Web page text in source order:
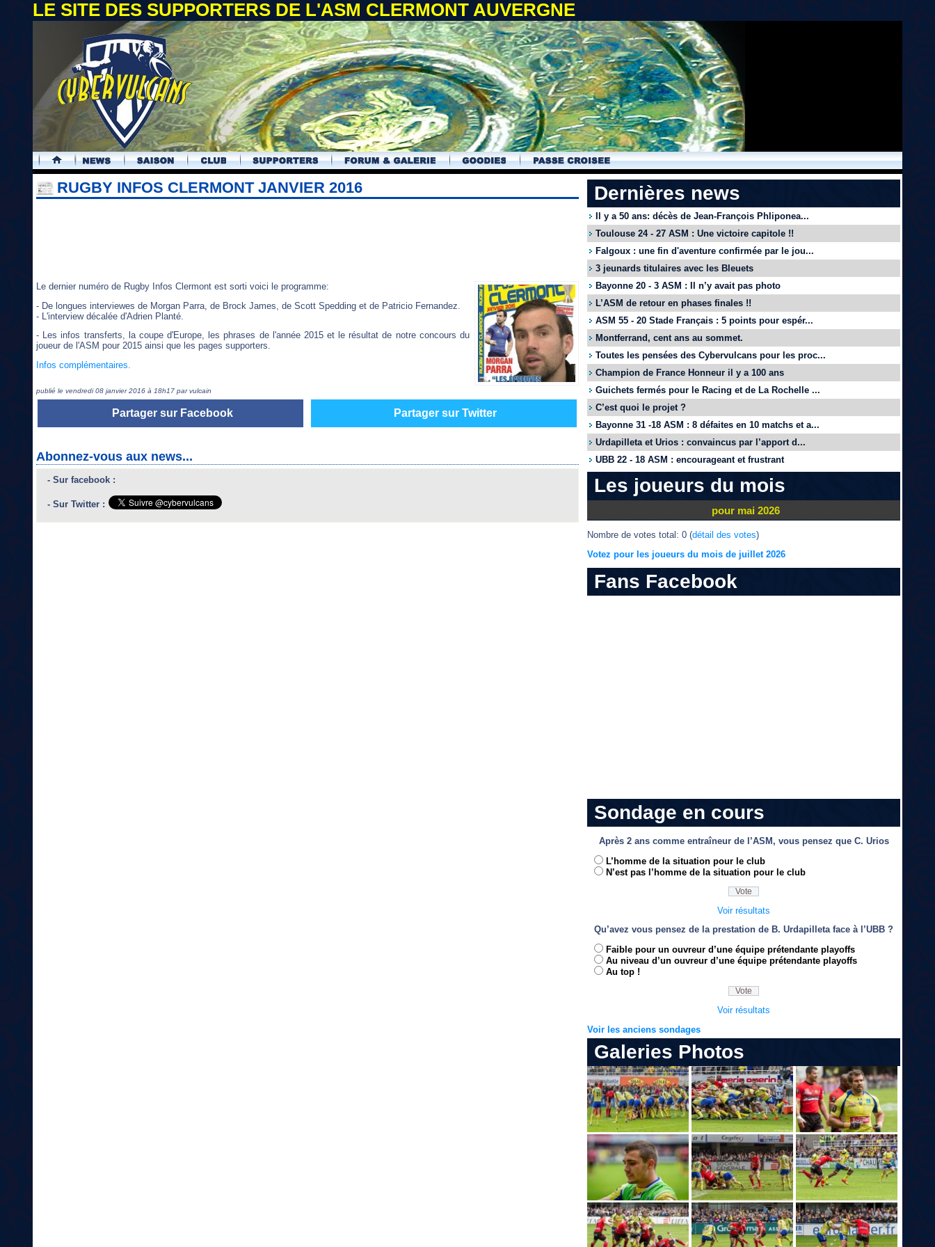
LE SITE DES SUPPORTERS DE L'ASM CLERMONT AUVERGNE
.
RUGBY INFOS CLERMONT JANVIER 2016
Le dernier numéro de Rugby Infos Clermont est sorti voici le programme:
- De longues interviewes de Morgan Parra, de Brock James, de Scott Spedding et de Patricio Fernandez.
- L'interview décalée d'Adrien Planté.
- Les infos transferts, la coupe d'Europe, les phrases de l'année 2015 et le résultat de notre concours du
joueur de l'ASM pour 2015 ainsi que les pages supporters.
Infos complémentaires.
publié le vendredi 08 janvier 2016 à 18h17 par vulcain
Partager sur Facebook Partager sur Twitter
Abonnez-vous aux news...
- Sur facebook :
- Sur Twitter :
Dernières news
Il y a 50 ans: décès de Jean-François Phliponea...
Toulouse 24 - 27 ASM : Une victoire capitole !!
Falgoux : une fin d'aventure confirmée par le jou...
3 jeunards titulaires avec les Bleuets
Bayonne 20 - 3 ASM : Il n’y avait pas photo
L’ASM de retour en phases finales !!
ASM 55 - 20 Stade Français : 5 points pour espér...
Montferrand, cent ans au sommet.
Toutes les pensées des Cybervulcans pour les proc...
Champion de France Honneur il y a 100 ans
Guichets fermés pour le Racing et de La Rochelle ...
C’est quoi le projet ?
Bayonne 31 -18 ASM : 8 défaites en 10 matchs et a...
Urdapilleta et Urios : convaincus par l’apport d...
UBB 22 - 18 ASM : encourageant et frustrant
Les joueurs du mois
pour mai 2026
Nombre de votes total: 0 (détail des votes)
Votez pour les joueurs du mois de juillet 2026
Fans Facebook
Sondage en cours
Après 2 ans comme entraîneur de l’ASM, vous pensez que C. Urios
L’homme de la situation pour le club
N’est pas l’homme de la situation pour le club
Voir résultats
Qu’avez vous pensez de la prestation de B. Urdapilleta face à l’UBB ?
Faible pour un ouvreur d’une équipe prétendante playoffs
Au niveau d’un ouvreur d’une équipe prétendante playoffs
Au top !
Voir résultats
Voir les anciens sondages
Galeries Photos